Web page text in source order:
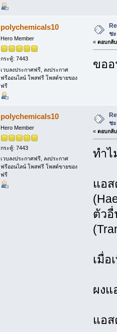
polychemicals10
Hero Member
กระทู้: 7443
เวบลงประกาศฟรี, ลงประกาศ
ฟรีออนไลน์ โพสฟรี โพสต์ขายของ
ฟรี
ช
« ตอบกลั
ขอ
polychemicals10
Hero Member
กระทู้: 7443
เวบลงประกาศฟรี, ลงประกาศ
ฟรีออนไลน์ โพสฟรี โพสต์ขายของ
ฟรี
ช
« ตอบกลั
ทำไ
แอ
ตัวอื่
เมื่
ผงแ
แอส